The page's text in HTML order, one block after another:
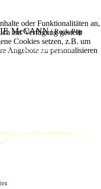
McCANN|Rock-Pop
ein in England geborener und
Bassgitarrist verbracht hat, hat er
der 6-Saiter zugewandt,
der Links übernehmen wir
*
oder Funktionalitäten an,
zur Verfügung gestellt
Cookies setzen, z.B. um
Angebote zu personalisieren